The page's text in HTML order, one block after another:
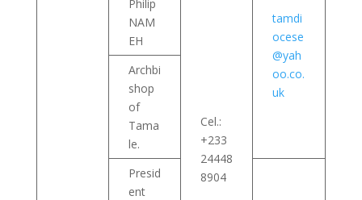
Philip
NAM
EH
Cel.:
+233
24448
8904
tamdi
ocese
@yah
oo.co.
uk
Archbi
shop
of
Tama
le.
Presid
ent